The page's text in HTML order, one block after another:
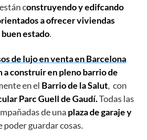
construyendo y edifcando
a ofrecer viviendas
estado.
de lujo en venta en Barcelona
a construir en pleno barrio de
en el Barrio de la Salut, con
Parc Guell de Gaudí.Todas las
de una plaza de garaje y
poder guardar cosas.